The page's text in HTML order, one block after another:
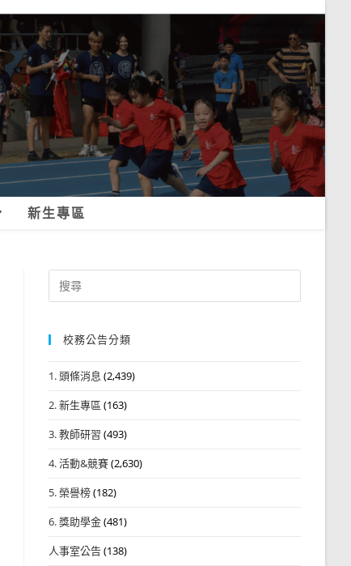
新生專區
Search
for:
校務公告分類
1. 頭條消息 (2,439)
2. 新生專區 (163)
3. 教師研習 (493)
4. 活動&競賽(2,630)
5. 榮譽榜(182)
6. 獎助學金(481)
人事室公告(138)